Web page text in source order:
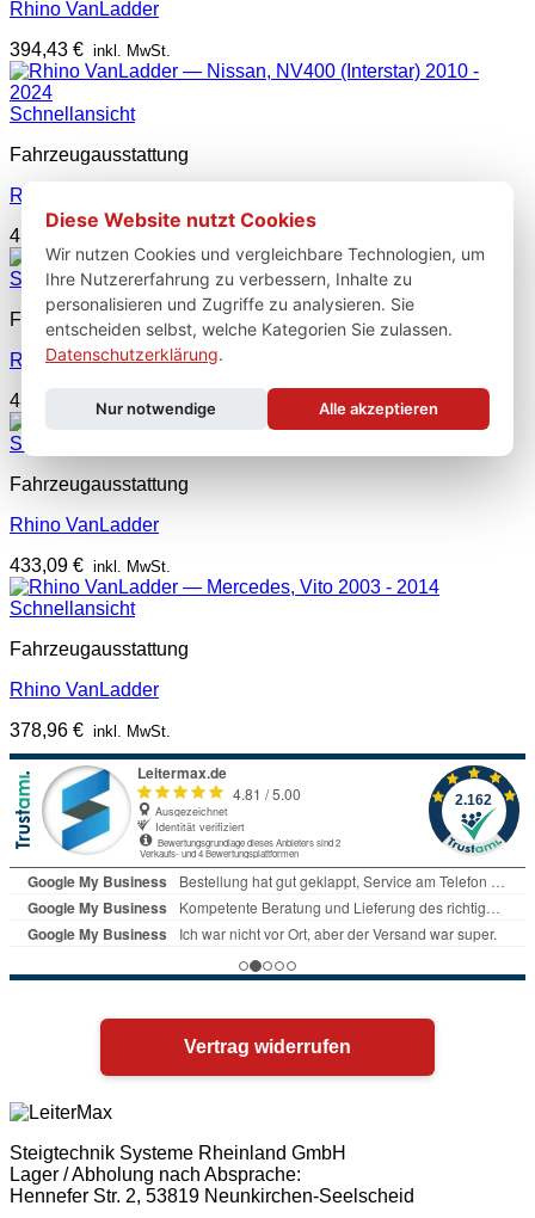
Rhino VanLadder
394,43 € inkl. MwSt.
Schnellansicht
Fahrzeugausstattung
Rhino VanLadder
417,63
Schnellansicht
Fahrzeugausstattung
Rhino VanLadder
433,09
inkl. MwSt.
Schnellansicht
Fahrzeugausstattung
Rhino VanLadder
433,09 € inkl. MwSt.
Schnellansicht
Fahrzeugausstattung
Rhino VanLadder
378,96 € inkl. MwSt.
Vertrag widerrufen
Steigtechnik Systeme Rheinland GmbH
Lager / Abholung nach Absprache:
Hennefer Str. 2, 53819 Neunkirchen-Seelscheid
Diese Website nutzt Cookies
Wir nutzen Cookies und vergleichbare Technologien, um
Ihre Nutzererfahrung zu verbessern, Inhalte zu
personalisieren und Zugriffe zu analysieren. Sie
entscheiden selbst, welche Kategorien Sie zulassen.
Datenschutzerklärung.
Nur notwendige Alle akzeptieren